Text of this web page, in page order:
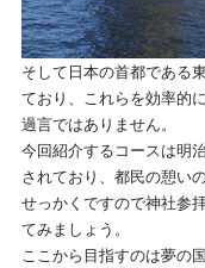
そして日本の首都である
ており、これらを効率的
過言ではありません。
今回紹介するコースは明
されており、都民の憩い
せっかくですので神社参
てみましょう。
ここから目指すのは夢の